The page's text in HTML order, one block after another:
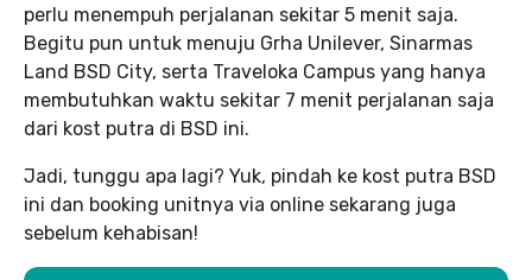
perlu menempuh perjalanan sekitar 5 menit saja.
Begitu pun untuk menuju Grha Unilever, Sinarmas
Land BSD City, serta Traveloka Campus yang hanya
membutuhkan waktu sekitar 7 menit perjalanan saja
dari kost putra di BSD ini.
Jadi, tunggu apa lagi? Yuk, pindah ke kost putra BSD
ini dan booking unitnya via online sekarang juga
sebelum kehabisan!